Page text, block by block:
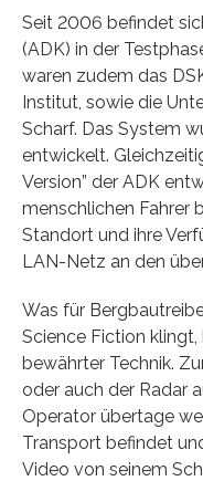
Seit 2006 befindet
(ADK) in der
waren zudem das
Institut, sowie die
Scharf. Das System
entwickelt.
Version” der ADK
menschlichen Fahrer
Standort und ihre
LAN-Netz an den
Was für
Science Fiction
bewährter Technik.
oder auch der Radar
Operator übertage
Transport befindet
Video von seinem